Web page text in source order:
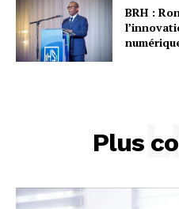
BRH :
Plus